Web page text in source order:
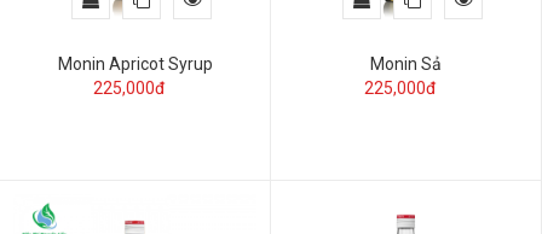
Monin Apricot Syrup
225,000đ
Monin Sả
225,000đ